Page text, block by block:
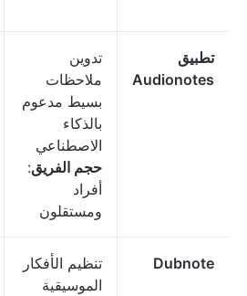
تطبيق
Audionotes
تدوين
ملاحظات
بسيط مدعوم
بالذكاء
الاصطناعي
حجم الفريق:
أفراد
ومستقلون
Dubnote
تنظيم الأفكار
الموسيقية